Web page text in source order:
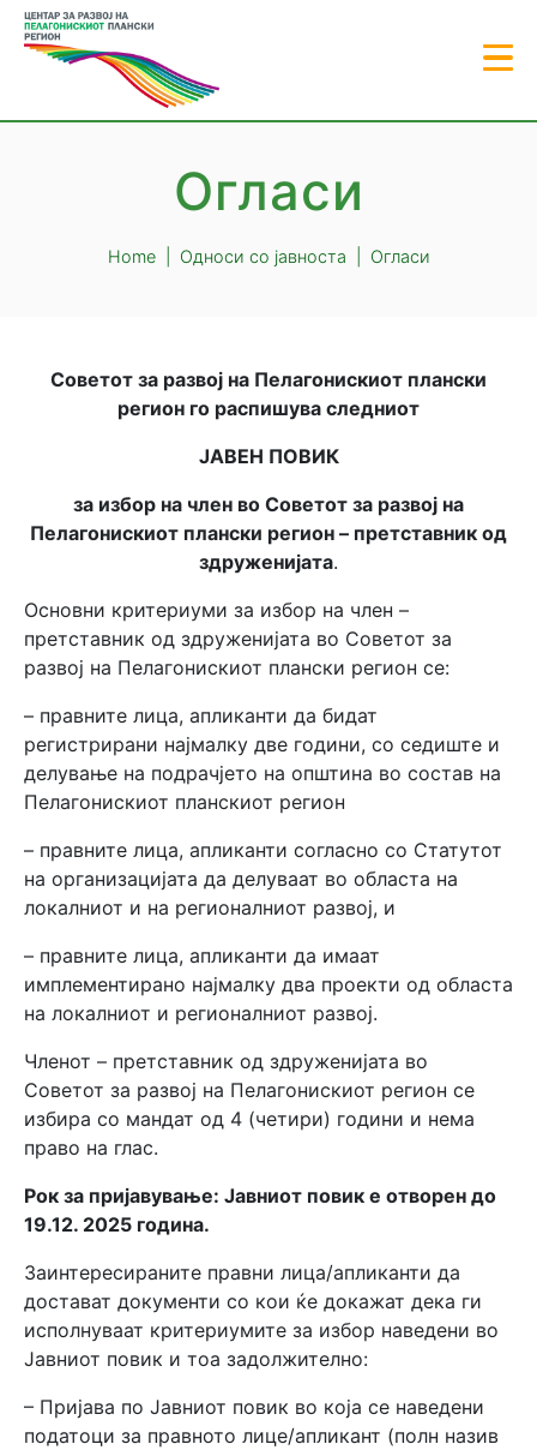
Огласи
Home Односи со јавноста Огласи
Советот за развој на Пелагонискиот плански
регион го распишува следниот
ЈАВЕН ПОВИК
за избор на член во Советот за развој на
Пелагонискиот плански регион – претставник од
здруженијата.
Основни критериуми за избор на член –
претставник од здруженијата во Советот за
развој на Пелагонискиот плански регион се:
– правните лица, апликанти да бидат
регистрирани најмалку две години, со седиште и
делување на подрачјето на општина во состав на
Пелагонискиот планскиот регион
– правните лица, апликанти согласно со Статутот
на организацијата да делуваат во областа на
локалниот и на регионалниот развој, и
– правните лица, апликанти да имаат
имплементирано најмалку два проекти од областа
на локалниот и регионалниот развој.
Членот – претставник од здруженијата во
Советот за развој на Пелагонискиот регион се
избира со мандат од 4 (четири) години и нема
право на глас.
Рок за пријавување: Јавниот повик е отворен дo
19.12. 2025 година.
Заинтересираните правни лица/апликанти да
достават документи со кои ќе докажат дека ги
исполнуваат критериумите за избор наведени во
Јавниот повик и тоа задолжително:
– Пријава по Јавниот повик во која се наведени
податоци за правното лице/апликант (полн назив